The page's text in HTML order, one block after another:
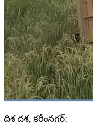
దిశ దశ, కరీంనగర్: